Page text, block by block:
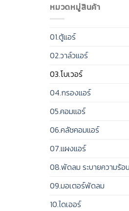
หมวดหมู่สินค้า
01.ตู้แอร์
02.วาล์วแอร์
03.โบเวอร์
04.กรองแอร์
05.คอมแอร์
06.คลัชคอมแอร์
07.แผงแอร์
08.พัดลม ระบายความร้อน
09.มอเตอร์พัดลม
10.ไดเออร์